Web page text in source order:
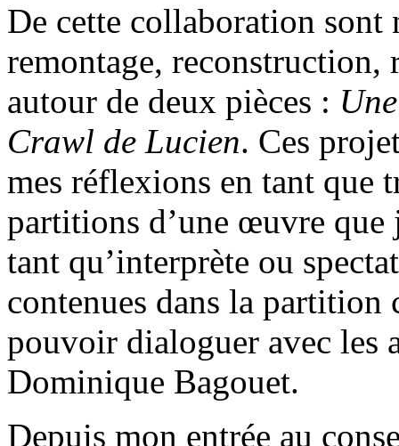
De cette collaboration sont
remontage,
autour de deux pièces :
Crawl de Lucien. Ces
mes réflexions en tant que
partitions d’une œuvre que
tant qu’interprète ou
contenues dans la partition
pouvoir dialoguer avec les
Dominique Bagouet.
Depuis mon entrée au